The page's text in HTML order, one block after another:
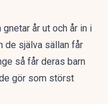
år ut och år in i
de själva sällan får
så får deras barn
gör som störst